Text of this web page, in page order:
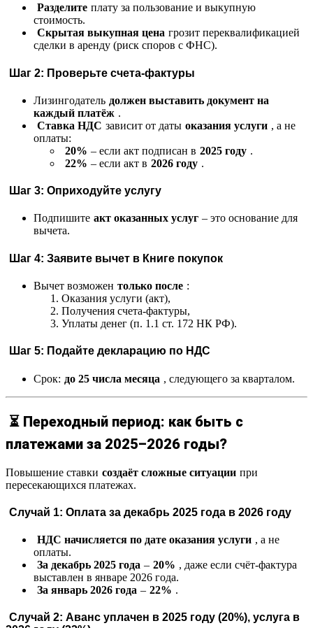
Разделите плату за пользование и выкупную
стоимость.
Скрытая выкупная цена грозит переквалификацией
сделки в аренду (риск споров с ФНС).
Шаг 2: Проверьте счета-фактуры
Лизингодатель должен выставить документ на
каждый платёж .
Ставка НДС зависит от даты оказания услуги , а не
оплаты:
20% – если акт подписан в 2025 году .
22% – если акт в 2026 году .
Шаг 3: Оприходуйте услугу
Подпишите акт оказанных услуг – это основание для
вычета.
Шаг 4: Заявите вычет в Книге покупок
Вычет возможен только после :
Оказания услуги (акт),
Получения счета-фактуры,
Уплаты денег (п. 1.1 ст. 172 НК РФ).
Шаг 5: Подайте декларацию по НДС
Срок: до 25 числа месяца , следующего за кварталом.
⏳ Переходный период: как быть с
платежами за 2025–2026 годы?
Повышение ставки создаёт сложные ситуации при
пересекающихся платежах.
Случай 1: Оплата за декабрь 2025 года в 2026 году
НДС начисляется по дате оказания услуги , а не
оплаты.
За декабрь 2025 года – 20% , даже если счёт-фактура
выставлен в январе 2026 года.
За январь 2026 года – 22% .
Случай 2: Аванс уплачен в 2025 году (20%), услуга в